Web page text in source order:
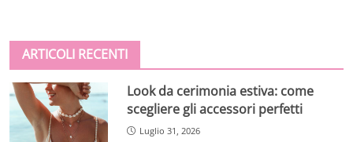
ARTICOLI RECENTI
Look da cerimonia estiva: come
scegliere gli accessori perfetti
Luglio 31, 2026